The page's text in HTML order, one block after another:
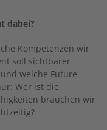
dabei?
Kompetenzen wir
soll sichtbarer
welche Future
Wer ist die
brauchen wir